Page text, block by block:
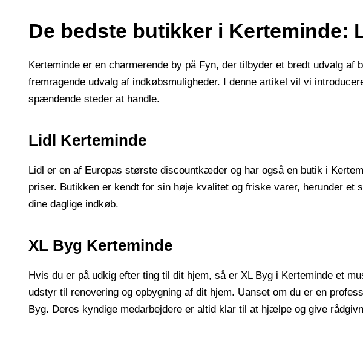
De bedste butikker i Kerteminde:
Kerteminde er en charmerende by på Fyn, der tilbyder et bredt udvalg
fremragende udvalg af indkøbsmuligheder. I denne artikel vil vi
spændende steder at handle.
Lidl Kerteminde
Lidl er en af ​​Europas største discountkæder og har også en butik i
priser. Butikken er kendt for sin høje kvalitet og friske varer, herunder
dine daglige indkøb.
XL Byg Kerteminde
Hvis du er på udkig efter ting til dit hjem, så er XL Byg i Kerteminde et
udstyr til renovering og opbygning af dit hjem. Uanset om du er en
Byg. Deres kyndige medarbejdere er altid klar til at hjælpe og give